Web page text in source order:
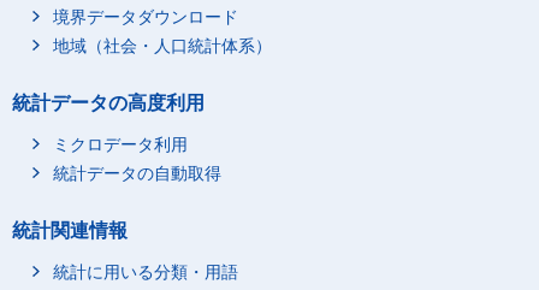
境界データダウンロード
地域（社会・人口統計体系）
統計データの高度利用
ミクロデータ利用
統計データの自動取得
統計関連情報
統計に用いる分類・用語